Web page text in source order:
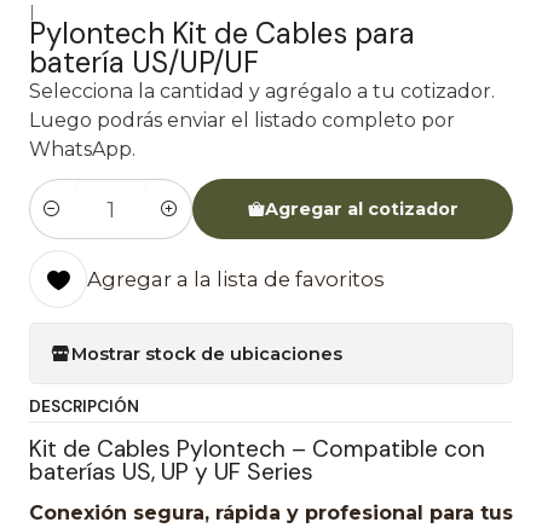
|
Pylontech Kit de Cables para
batería US/UP/UF
Cantidad
Agregar al cotizador
Selecciona la cantidad y agrégalo a tu cotizador.
Luego podrás enviar el listado completo por
WhatsApp.
Agregar a la lista de favoritos
Mostrar stock de ubicaciones
DESCRIPCIÓN
Kit de Cables Pylontech – Compatible con
baterías US, UP y UF Series
Conexión segura, rápida y profesional para tus